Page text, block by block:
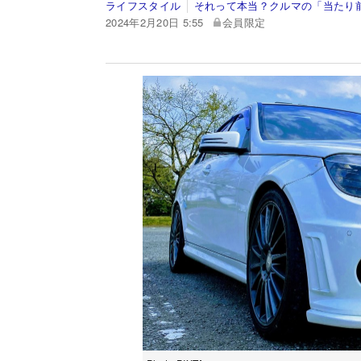
ライフスタイル
それって本当？クルマの「当たり
2024年2月20日 5:55
会員限定